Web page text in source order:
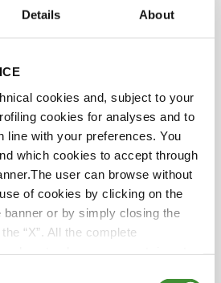
Details About
cookies and, subject to your
cookies for analyses and to
line with your preferences. You
which cookies to accept through
user can browse without
of cookies by clicking on the
banner or by simply closing the
“X”. All the complete
auf der Straße. Außerdem
spezielle VF-Technologie
bieten die folgenden
ganze Video an, um
der V-FLEXA der richtige
besuchen Sie die BKT-
Informationen zum Produkt